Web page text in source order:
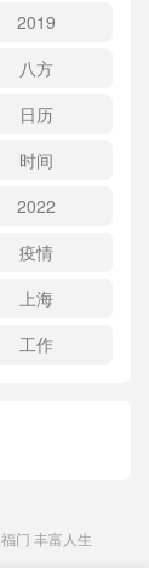
2019
八方
日历
时间
2022
疫情
上海
工作
福门 丰富人生